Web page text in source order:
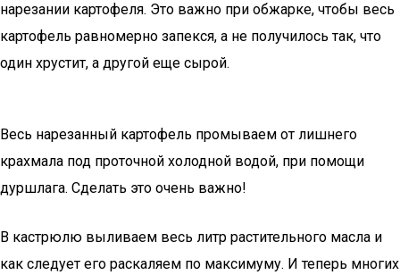
нарезании картофеля. Это важно при обжарке, чтобы весь
картофель равномерно запекся, а не получилось так, что
один хрустит, а другой еще сырой.
Весь нарезанный картофель промываем от лишнего
крахмала под проточной холодной водой, при помощи
дуршлага. Сделать это очень важно!
В кастрюлю выливаем весь литр растительного масла и
как следует его раскаляем по максимуму. И теперь многих